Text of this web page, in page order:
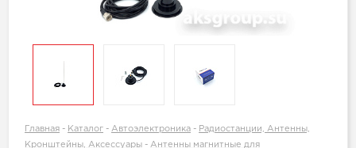
Главная - Каталог - Автоэлектроника - Радиостанции, Антенны,
Кронштейны, Аксессуары - Антенны магнитные для